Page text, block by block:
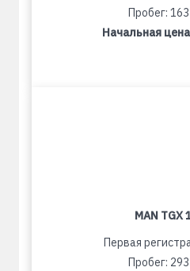
Пробег:
Начальная
MAN TGX
Первая
Пробег: